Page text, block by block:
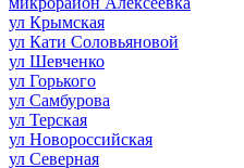
ул Крымская
ул Кати Соловьяновой
ул Шевченко
ул Горького
ул Самбурова
ул Терская
ул Новороссийская
ул Северная